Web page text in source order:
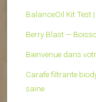
BalanceOil Kit Test
Berry Blast —
Bienvenue dans
Carafe filtrante
saine